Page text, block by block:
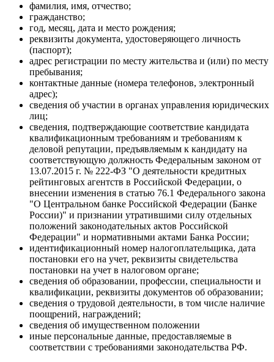
фамилия, имя, отчество;
гражданство;
год, месяц, дата и место рождения;
реквизиты документа, удостоверяющего личность
(паспорт);
адрес регистрации по месту жительства и (или) по месту
пребывания;
контактные данные (номера телефонов, электронный
адрес);
сведения об участии в органах управления юридических
лиц;
сведения, подтверждающие соответствие кандидата
квалификационным требованиям и требованиям к
деловой репутации, предъявляемым к кандидату на
соответствующую должность Федеральным законом от
13.07.2015 г. № 222-ФЗ "О деятельности кредитных
рейтинговых агентств в Российской Федерации, о
внесении изменения в статью 76.1 Федерального закона
"О Центральном банке Российской Федерации (Банке
России)" и признании утратившими силу отдельных
положений законодательных актов Российской
Федерации" и нормативными актами Банка России;
идентификационный номер налогоплательщика, дата
постановки его на учет, реквизиты свидетельства
постановки на учет в налоговом органе;
сведения об образовании, профессии, специальности и
квалификации, реквизиты документов об образовании;
сведения о трудовой деятельности, в том числе наличие
поощрений, награждений;
сведения об имущественном положении
иные персональные данные, предоставляемые в
соответствии с требованиями законодательства РФ.